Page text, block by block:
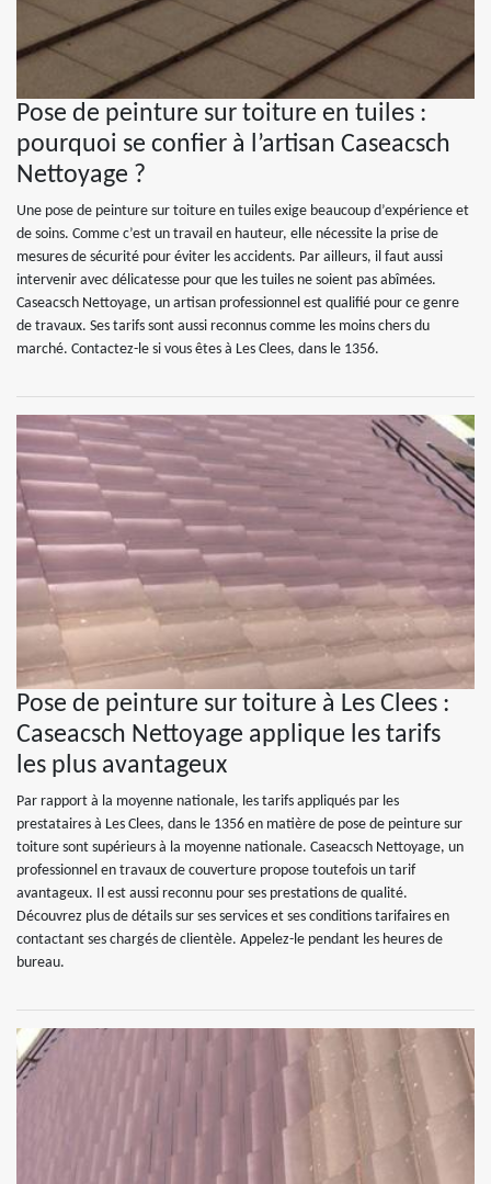
Pose de peinture sur toiture en tuiles :
pourquoi se confier à l’artisan Caseacsch
Nettoyage ?
Une pose de peinture sur toiture en tuiles exige beaucoup d’expérience et
de soins. Comme c’est un travail en hauteur, elle nécessite la prise de
mesures de sécurité pour éviter les accidents. Par ailleurs, il faut aussi
intervenir avec délicatesse pour que les tuiles ne soient pas abîmées.
Caseacsch Nettoyage, un artisan professionnel est qualifié pour ce genre
de travaux. Ses tarifs sont aussi reconnus comme les moins chers du
marché. Contactez-le si vous êtes à Les Clees, dans le 1356.
Pose de peinture sur toiture à Les Clees :
Caseacsch Nettoyage applique les tarifs
les plus avantageux
Par rapport à la moyenne nationale, les tarifs appliqués par les
prestataires à Les Clees, dans le 1356 en matière de pose de peinture sur
toiture sont supérieurs à la moyenne nationale. Caseacsch Nettoyage, un
professionnel en travaux de couverture propose toutefois un tarif
avantageux. Il est aussi reconnu pour ses prestations de qualité.
Découvrez plus de détails sur ses services et ses conditions tarifaires en
contactant ses chargés de clientèle. Appelez-le pendant les heures de
bureau.